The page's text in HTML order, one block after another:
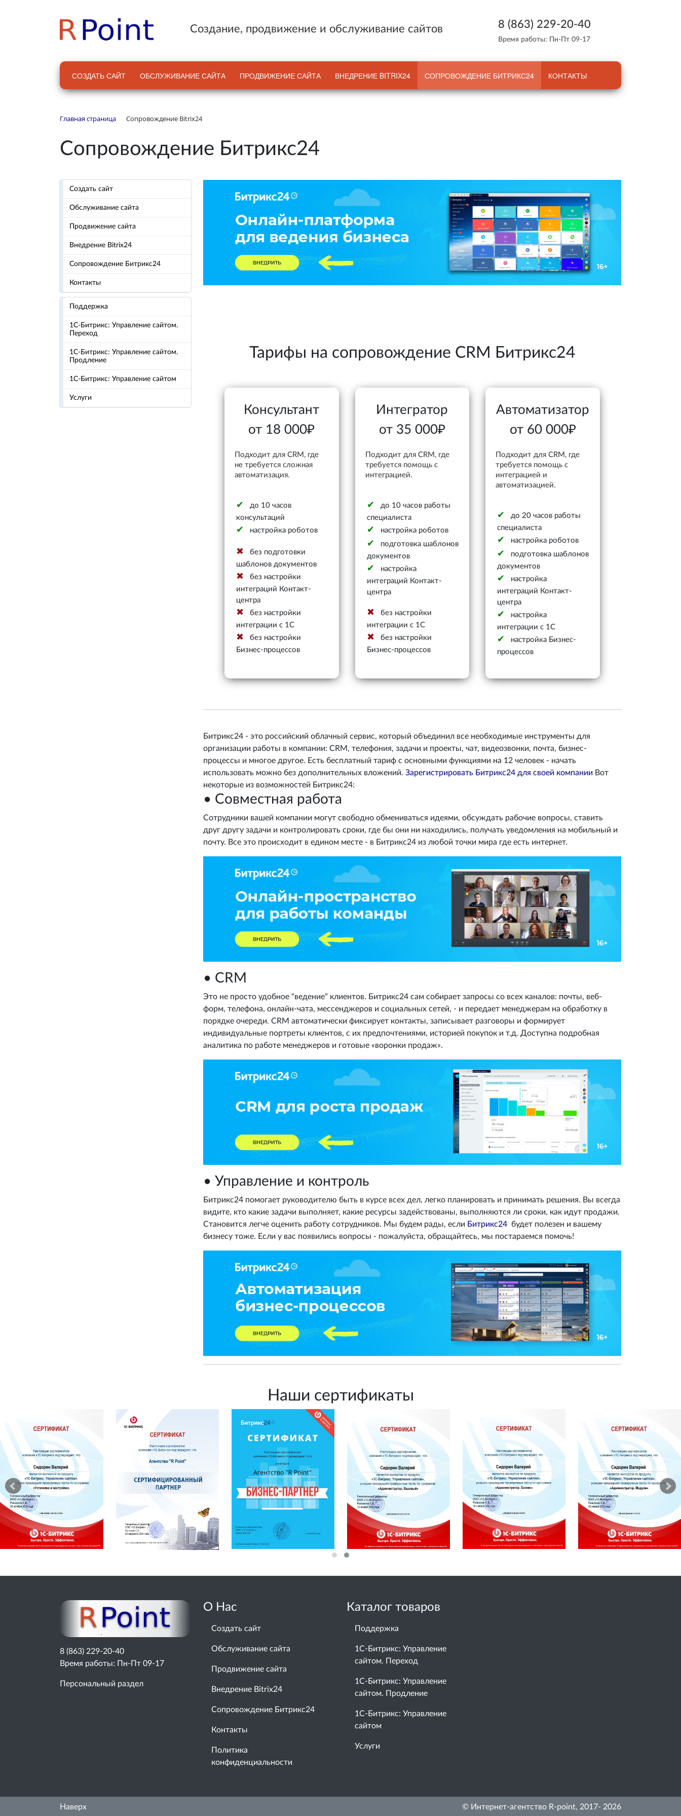
Создание, продвижение и обслуживание сайтов 8 (863) 229-20-40
Время работы: Пн-Пт 09-17
СОЗДАТЬ САЙТ ОБСЛУЖИВАНИЕ САЙТА ПРОДВИЖЕНИЕ САЙТА ВНЕДРЕНИЕ BITRIX24 СОПРОВОЖДЕНИЕ БИТРИКС24 КОНТАКТЫ
Главная страница Сопровождение Bitrix24
Сопровождение Битрикс24
Создать сайт
Обслуживание сайта
Продвижение сайта
Внедрение Bitrix24
Сопровождение Битрикс24
Контакты
Поддержка
1С-Битрикс: Управление сайтом.
Переход
1С-Битрикс: Управление сайтом.
Продление
1С-Битрикс: Управление сайтом
Услуги
Тарифы на сопровождение CRM Битрикс24
Консультант
от 18 000₽
Подходит для CRM, где
не требуется сложная
автоматизация.
до 10 часов
консультаций
настройка роботов
без подготовки
шаблонов документов
без настройки
интеграций Контакт-
центра
без настройки
интеграции с 1С
без настройки
Бизнес-процессов
Интегратор
от 35 000₽
Подходит для CRM, где
требуется помощь с
интеграцией.
до 10 часов работы
специалиста
настройка роботов
подготовка шаблонов
документов
настройка
интеграций Контакт-
центра
без настройки
интеграции с 1С
без настройки
Бизнес-процессов
Автоматизатор
от 60 000₽
Подходит для CRM, где
требуется помощь с
интеграцией и
автоматизацией.
до 20 часов работы
специалиста
настройка роботов
подготовка шаблонов
документов
настройка
интеграций Контакт-
центра
настройка
интеграции с 1С
настройка Бизнес-
процессов
Битрикс24 - это российский облачный сервис, который объединил все необходимые инструменты для
организации работы в компании: CRM, телефония, задачи и проекты, чат, видеозвонки, почта, бизнес-
процессы и многое другое. Есть бесплатный тариф с основными функциями на 12 человек - начать
использовать можно без дополнительных вложений. Зарегистрировать Битрикс24 для своей компании Вот
некоторые из возможностей Битрикс24:
• Совместная работа
Сотрудники вашей компании могут свободно обмениваться идеями, обсуждать рабочие вопросы, ставить
друг другу задачи и контролировать сроки, где бы они ни находились, получать уведомления на мобильный и
почту. Все это происходит в едином месте - в Битрикс24 из любой точки мира где есть интернет.
• CRM
Это не просто удобное "ведение" клиентов. Битрикс24 сам собирает запросы со всех каналов: почты, веб-
форм, телефона, онлайн-чата, мессенджеров и социальных сетей, - и передает менеджерам на обработку в
порядке очереди. CRM автоматически фиксирует контакты, записывает разговоры и формирует
индивидуальные портреты клиентов, с их предпочтениями, историей покупок и т.д. Доступна подробная
аналитика по работе менеджеров и готовые «воронки продаж».
• Управление и контроль
Битрикс24 помогает руководителю быть в курсе всех дел, легко планировать и принимать решения. Вы всегда
видите, кто какие задачи выполняет, какие ресурсы задействованы, выполняются ли сроки, как идут продажи.
Становится легче оценить работу сотрудников. Мы будем рады, если Битрикс24 будет полезен и вашему
бизнесу тоже. Если у вас появились вопросы - пожалуйста, обращайтесь, мы постараемся помочь!
Наши сертификаты
О Нас
Создать сайт
Обслуживание сайта
Продвижение сайта
Внедрение Bitrix24
Сопровождение Битрикс24
Контакты
Политика
конфиденциальности
Каталог товаров
Поддержка
1С-Битрикс: Управление
сайтом. Переход
1С-Битрикс: Управление
сайтом. Продление
1С-Битрикс: Управление
сайтом
Услуги
8 (863) 229-20-40
Время работы: Пн-Пт 09-17
Персональный раздел
Наверх © Интернет-агентство R-point, 2017- 2026